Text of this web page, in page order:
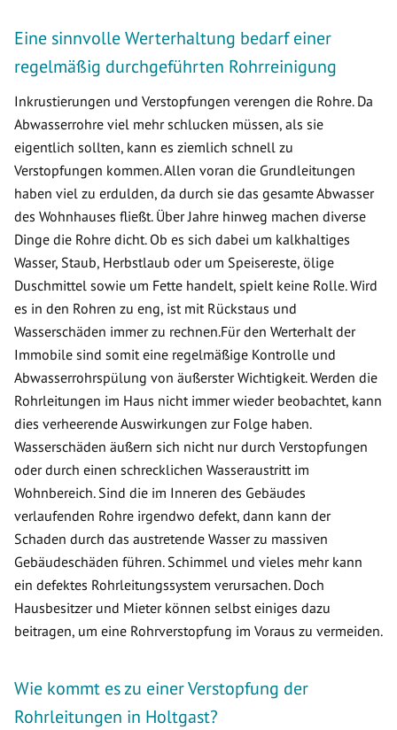
Eine sinnvolle Werterhaltung bedarf einer
regelmäßig durchgeführten Rohrreinigung
Inkrustierungen und Verstopfungen verengen die Rohre. Da
Abwasserrohre viel mehr schlucken müssen, als sie
eigentlich sollten, kann es ziemlich schnell zu
Verstopfungen kommen. Allen voran die Grundleitungen
haben viel zu erdulden, da durch sie das gesamte Abwasser
des Wohnhauses fließt. Über Jahre hinweg machen diverse
Dinge die Rohre dicht. Ob es sich dabei um kalkhaltiges
Wasser, Staub, Herbstlaub oder um Speisereste, ölige
Duschmittel sowie um Fette handelt, spielt keine Rolle. Wird
es in den Rohren zu eng, ist mit Rückstaus und
Wasserschäden immer zu rechnen.Für den Werterhalt der
Immobile sind somit eine regelmäßige Kontrolle und
Abwasserrohrspülung von äußerster Wichtigkeit. Werden die
Rohrleitungen im Haus nicht immer wieder beobachtet, kann
dies verheerende Auswirkungen zur Folge haben.
Wasserschäden äußern sich nicht nur durch Verstopfungen
oder durch einen schrecklichen Wasseraustritt im
Wohnbereich. Sind die im Inneren des Gebäudes
verlaufenden Rohre irgendwo defekt, dann kann der
Schaden durch das austretende Wasser zu massiven
Gebäudeschäden führen. Schimmel und vieles mehr kann
ein defektes Rohrleitungssystem verursachen. Doch
Hausbesitzer und Mieter können selbst einiges dazu
beitragen, um eine Rohrverstopfung im Voraus zu vermeiden.
Wie kommt es zu einer Verstopfung der
Rohrleitungen in Holtgast?